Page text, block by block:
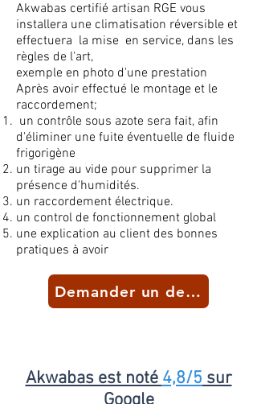
Akwabas est noté 4,8/5 sur
Akwabas certifié artisan RGE vous
installera une climatisation réversible et
effectuera la mise en service, dans les
règles de l'art,
exemple en photo d'une prestation
Après avoir effectué le montage et le
raccordement;
un contrôle sous azote sera fait, afin
d'éliminer une fuite éventuelle de fluide
frigorigène
un tirage au vide pour supprimer la
présence d'humidités.
un raccordement électrique.
un control de fonctionnement global
une explication au client des bonnes
pratiques à avoir
Demander un devis